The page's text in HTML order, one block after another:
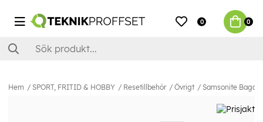
0 0
Hem SPORT, FRITID & HOBBY Resetillbehör Övrigt Samsonite